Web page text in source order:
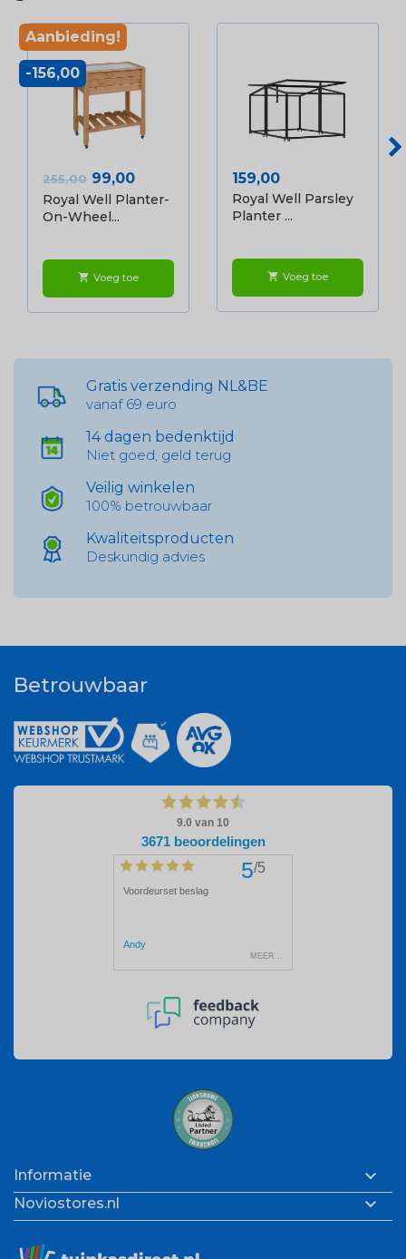
Normale prijs
255,00 Prijs
99,00
Royal Well Planter-
On-Wheel...
shopping_cart Voeg toe
Aanbieding!
-156,00
Prijs
159,00
Royal Well Parsley
Planter ...
shopping_cart Voeg toe
Gratis verzending NL&BE
vanaf 69 euro
14 dagen bedenktijd
Niet goed, geld terug
Veilig winkelen
100% betrouwbaar
Kwaliteitsproducten
Deskundig advies
Betrouwbaar
Informatie 
Noviostores.nl 